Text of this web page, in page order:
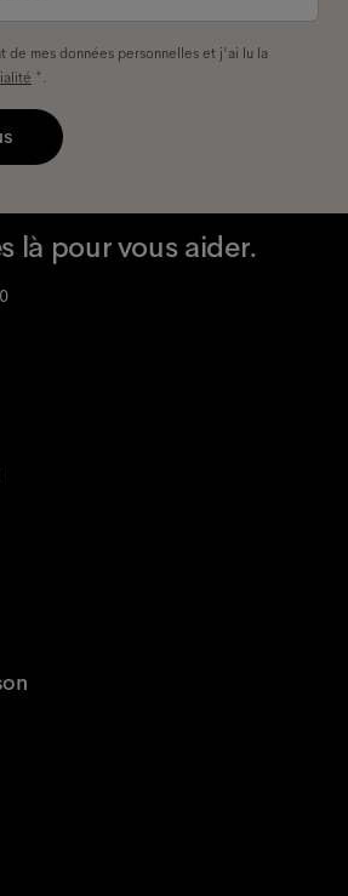
de mes données personnelles et j'ai lu la
*.
là pour vous aider.